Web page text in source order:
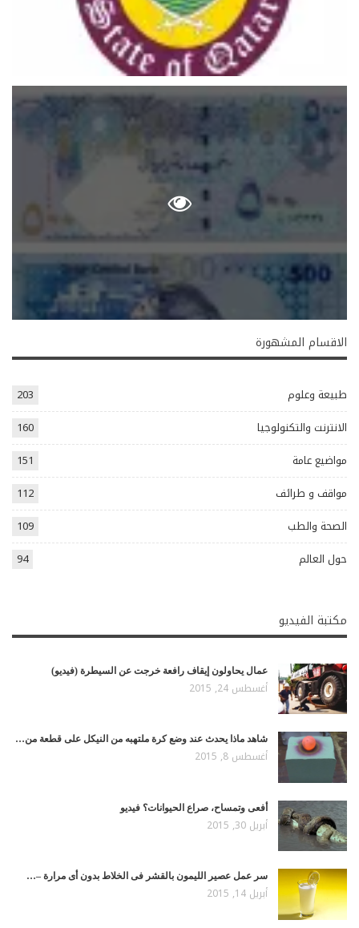
الاقسام المشهورة
طبيعة وعلوم
203
الانترنت والتكنولوجيا
160
مواضيع عامة
151
مواقف و طرائف
112
الصحة والطب
109
حول العالم
94
مكتبة الفيديو
عمال يحاولون إيقاف رافعة خرجت عن السيطرة (فيديو)
أغسطس 24, 2015
شاهد ماذا يحدث عند وضع كرة ملتهبه من النيكل على قطعة من…
أغسطس 8, 2015
أفعى وتمساح، صراع الحيوانات؟ فيديو
أبريل 30, 2015
سر عمل عصير الليمون بالقشر فى الخلاط بدون أى مرارة –…
أبريل 14, 2015